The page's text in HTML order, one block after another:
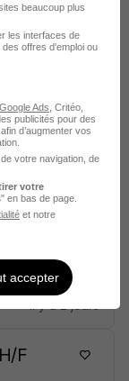
F
F
F
beaucoup plus
les interfaces de
offres d'emploi ou
Google Ads , Critéo,
publicités pour des
d’augmenter vos
votre navigation, de
votre
" en bas de page.
et notre
accepter